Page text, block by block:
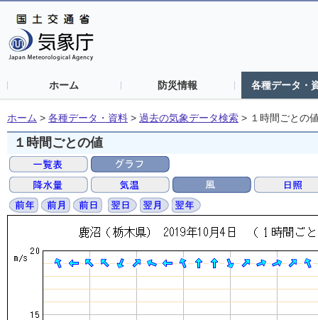
ホーム 防災情報 各種データ・
ホーム > 各種データ・資料 > 過去の気象データ検索 > １時間ごとの
１時間ごとの値